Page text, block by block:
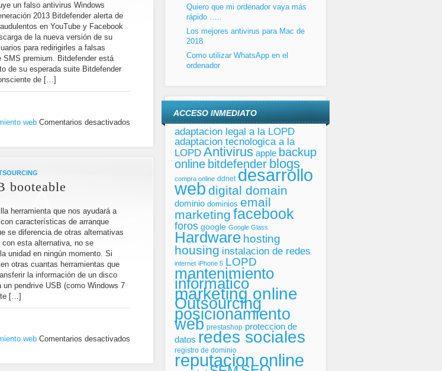
un falso antivirus Windows
2013 Bitdefender alerta de
en YouTube y Facebook
de la nueva versión de su
para redirigirles a falsas
premium. Bitdefender está
de su esperada suite Bitdefender
de […]
web Comentarios desactivados
booteable
herramienta que nos ayudará a
características de arranque
se diferencia de otras alternativas
esta alternativa, no se
unidad en ningún momento. Si
otras cuantas herramientas que
la información de un disco
un pendrive USB (como Windows 7
[…]
web Comentarios desactivados
Quiero que mi ordenador vaya más
rápido …..
Los mejores antivirus para Mac de
2018
Como utilizar WhatsApp en el
ordenador
ACCESO INMEDIATO
adaptacion legal a la LOPD
adaptacion tecnologica a la
LOPD Antivirus apple backup
online bitdefender blogs
compra online ddnet desarrollo
web digital domain
dominio dominios email
marketing facebook
foros google Google Glass
Hardware hosting
housing instalacion de redes
internet iPhone 5 LOPD
mantenimiento
informatico
marketing online
Outsourcing
posicionamiento
web prestashop proteccion de
datos redes sociales
registro de dominio
reputacion online